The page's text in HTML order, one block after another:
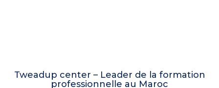
Tweadup center – Leader de la formation
professionnelle au Maroc